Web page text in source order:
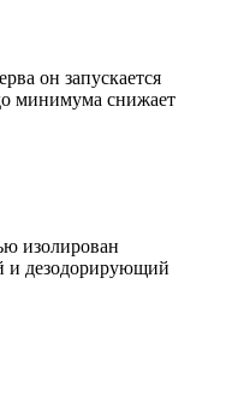
он запускается
минимума снижает
изолирован
и дезодорирующий